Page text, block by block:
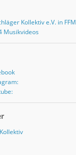
Kollektiv e.V. in FFM
Musikvideos